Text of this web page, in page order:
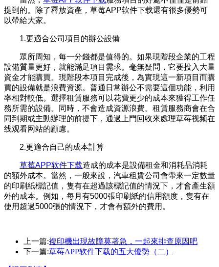
提到的。除了釋放資產，草莓APP软件下载還有很多優勢可
以帶給大家。
1.更適合公司項目的辦公設備
眾所周知，每一分錢都是值得的。如果現階段企業的工程
設備質量更好，就能滿足項目需求。毫無疑問，它要投入大量
資金才能購買。現階段本項目完成後，為實現這一新項目而購
買的設備就是浪費資源。普通日常辦公不需要這個功能，利用
率相對較低。選擇租賃服務可以花費更少的成本來獲得工作任
務所需的設備。同時，不會造成資源浪費。租賃服務商會在合
同到期或主動辦理的前提下，通過上門回收來處理草莓视频在
线观看网站的顧慮。
2.更適合自己的成本計算
草莓APP软件下载造成的成本是設備租金和消耗品消耗
的額外成本。當然，一般來說，汽車租賃公司會帶來一定數量
的印刷紙標記值，隻有在超過該標記值的情況下，才會產生額
外的成本。例如，每月有5000張印刷紙的信用額度，隻有在
使用超過5000張的情況下，才會有額外的費用。
上一篇:複印機出現故障莫著急，一起來排查原因吧
下一篇:草莓APP软件下载的五大優勢（二）